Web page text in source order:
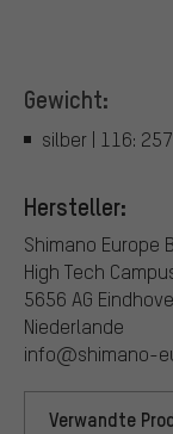
Gewicht:
silber | 116:
Hersteller:
Shimano Europe
High Tech
5656 AG
Niederlande
info@shimano-
Verwandte